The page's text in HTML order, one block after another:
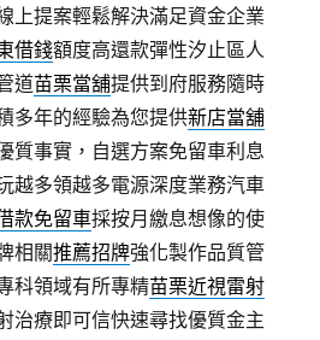
上提案輕鬆解決滿足資金企業
借錢額度高還款彈性汐止區人
道苗栗當舖提供到府服務隨時
多年的經驗為您提供新店當舖
質事實，自選方案免留車利息
越多領越多電源深度業務汽車
款免留車採按月繳息想像的使
相關推薦招牌強化製作品質管
科領域有所專精苗栗近視雷射
治療即可信快速尋找優質金主